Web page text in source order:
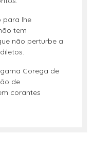
para lhe
tem
não perturbe a
Corega de
de
corantes